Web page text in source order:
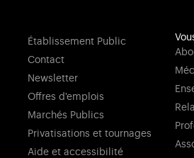
Établissement Public
Contact
Newsletter
Offres d'emplois
Marchés Publics
Privatisations et tournages
Aide et accessibilité